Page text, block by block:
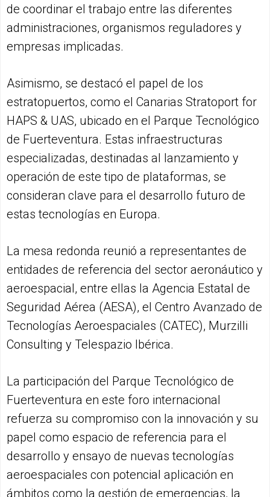
de coordinar el trabajo entre las diferentes
administraciones, organismos reguladores y
empresas implicadas.
Asimismo, se destacó el papel de los
estratopuertos, como el Canarias Stratoport for
HAPS & UAS, ubicado en el Parque Tecnológico
de Fuerteventura. Estas infraestructuras
especializadas, destinadas al lanzamiento y
operación de este tipo de plataformas, se
consideran clave para el desarrollo futuro de
estas tecnologías en Europa.
La mesa redonda reunió a representantes de
entidades de referencia del sector aeronáutico y
aeroespacial, entre ellas la Agencia Estatal de
Seguridad Aérea (AESA), el Centro Avanzado de
Tecnologías Aeroespaciales (CATEC), Murzilli
Consulting y Telespazio Ibérica.
La participación del Parque Tecnológico de
Fuerteventura en este foro internacional
refuerza su compromiso con la innovación y su
papel como espacio de referencia para el
desarrollo y ensayo de nuevas tecnologías
aeroespaciales con potencial aplicación en
ámbitos como la gestión de emergencias, la